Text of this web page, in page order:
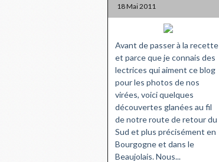
18 Mai 2011
Avant de passer à la recette
et parce que je connais des
lectrices qui aiment ce blog
pour les photos de nos
virées, voici quelques
découvertes glanées au fil
de notre route de retour du
Sud et plus précisément en
Bourgogne et dans le
Beaujolais. Nous...